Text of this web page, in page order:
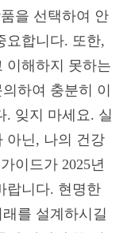
을 선택하여 안
요합니다. 또한,
이해하지 못하는
하여 충분히 이
. 잊지 마세요. 실
아닌, 나의 건강
이드가 2025년
랍니다. 현명한
를 설계하시길